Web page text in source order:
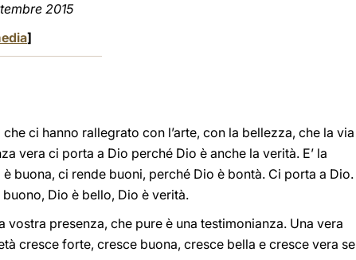
2015
]
ci hanno rallegrato con l’arte, con la bellezza, che la via
vera ci porta a Dio perché Dio è anche la verità. E’ la
buona, ci rende buoni, perché Dio è bontà. Ci porta a Dio.
Dio è bello, Dio è verità.
presenza, che pure è una testimonianza. Una vera
cresce forte, cresce buona, cresce bella e cresce vera se